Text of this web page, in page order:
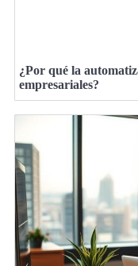
¿Por qué la
empresariales?